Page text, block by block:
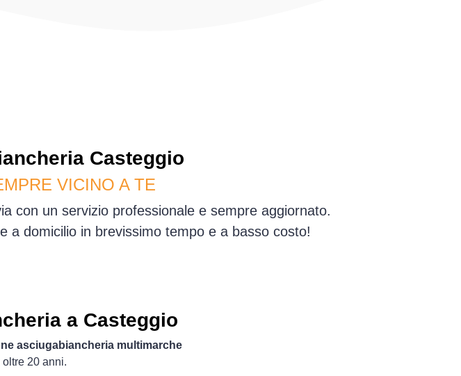
Casteggio
VICINO A TE
con un servizio professionale e sempre aggiornato.
a domicilio in brevissimo tempo e a basso costo!
a Casteggio
asciugabiancheria multimarche
20 anni.